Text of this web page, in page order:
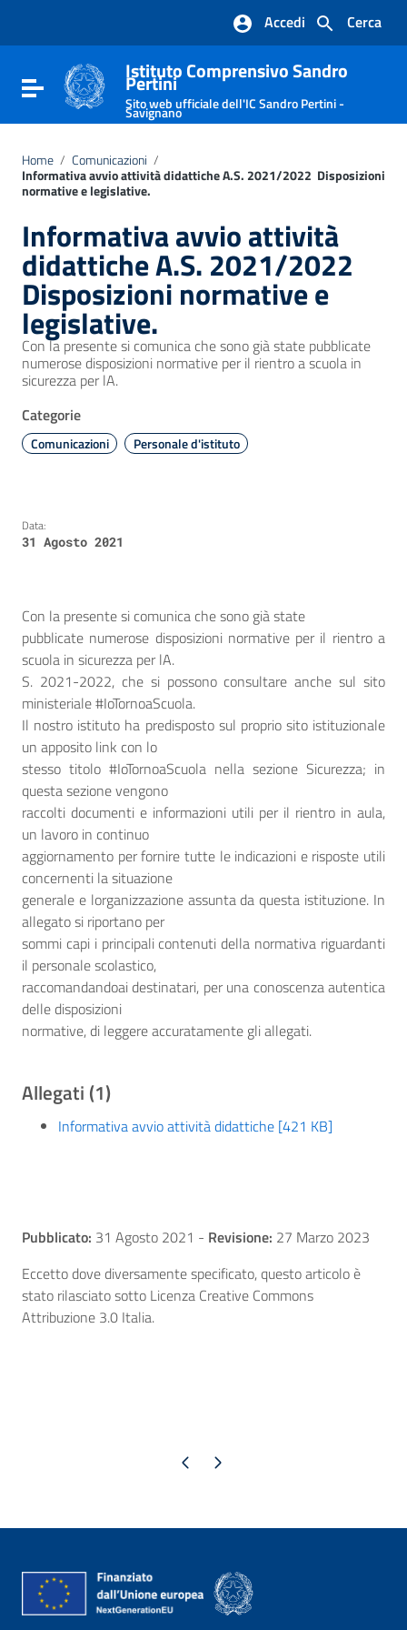
Vai al footer
Cerca
Accedi
Attiva / disattiva la navigazione
Istituto Comprensivo Sandro
Pertini
Sito web ufficiale dell'IC Sandro Pertini -
Savignano
Home / Comunicazioni /
Informativa avvio attività didattiche A.S. 2021/2022  Disposizioni
normative e legislative.
Informativa avvio attività
didattiche A.S. 2021/2022 
Disposizioni normative e
legislative.
Con la presente si comunica che sono già state pubblicate
numerose disposizioni normative per il rientro a scuola in
sicurezza per lA.
Categorie
Comunicazioni Personale d'istituto
Data:
31 Agosto 2021
Con la presente si comunica che sono già state
pubblicate numerose disposizioni normative per il rientro a
scuola in sicurezza per lA.
S. 2021-2022, che si possono consultare anche sul sito
ministeriale #IoTornoaScuola.
Il nostro istituto ha predisposto sul proprio sito istituzionale
un apposito link con lo
stesso titolo #IoTornoaScuola nella sezione Sicurezza; in
questa sezione vengono
raccolti documenti e informazioni utili per il rientro in aula,
un lavoro in continuo
aggiornamento per fornire tutte le indicazioni e risposte utili
concernenti la situazione
generale e lorganizzazione assunta da questa istituzione. In
allegato si riportano per
sommi capi i principali contenuti della normativa riguardanti
il personale scolastico,
raccomandandoai destinatari, per una conoscenza autentica
delle disposizioni
normative, di leggere accuratamente gli allegati.
Allegati (1)
Informativa avvio attività didattiche [421 KB]
Pubblicato: 31 Agosto 2021 - Revisione: 27 Marzo 2023
Eccetto dove diversamente specificato, questo articolo è
stato rilasciato sotto Licenza Creative Commons
Attribuzione 3.0 Italia.
Pagina precedente
Pagina successiva